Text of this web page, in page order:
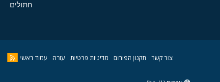
חתולים
צור קשר תקנון הפורום מדיניות פרטיות עזרה עמוד ראשי